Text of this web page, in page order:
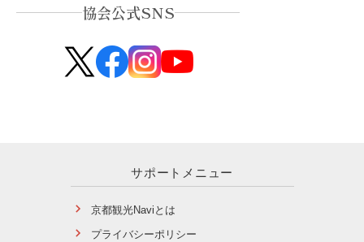
協会公式SNS
サポートメニュー
京都観光Naviとは
プライバシーポリシー